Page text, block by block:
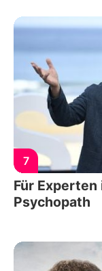
7
Für
Psychopath